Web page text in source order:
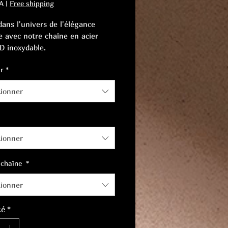
| Free shipping
l'univers de l'élégance
avec notre chaîne en acier
inoxydable.
parfait de confort et de
*
*
*